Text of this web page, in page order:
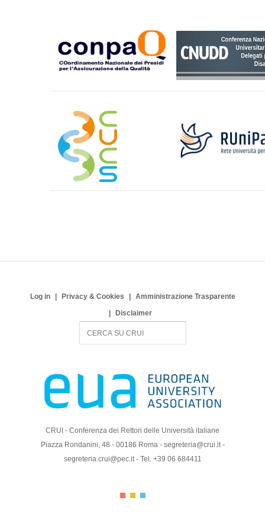
Log in Privacy & Cookies
Amministrazione Trasparente
Disclaimer
c
CRUI - Conferenza dei Rettori delle Università italiane
Piazza Rondanini, 48 - 00186 Roma - segreteria@crui.it -
segreteria.crui@pec.it - Tel. +39 06 684411